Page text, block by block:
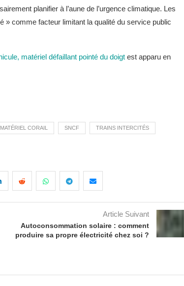
planifier à l’aune de l’urgence climatique. Les
» comme facteur limitant la qualité du service public
matériel défaillant pointé du doigt est apparu en
MATÉRIEL CORAIL SNCF TRAINS INTERCITÉS
Article Suivant
Autoconsommation solaire : comment
produire sa propre électricité chez soi ?